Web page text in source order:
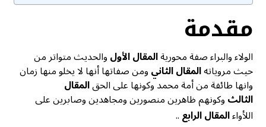
مقدمة
الولاء والبراء صفة محوريةالمقال الأولوالحديث متواتر من
حيث مروياتهالمقال الثانيومن صفاتها أنها لا يخلو منها زمان
وانها طائفة من أمة محمد وكونها على الحقالمقال
الثالثوكونهم ظاهرين منصورين ومجاهدين وصابرين على
اللأواءالمقال الرابع..